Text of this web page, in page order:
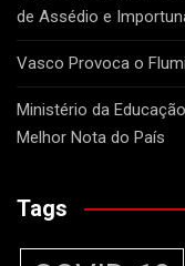
de Assédio e
Vasco Provoca o
Ministério da
Melhor Nota do País
Tags